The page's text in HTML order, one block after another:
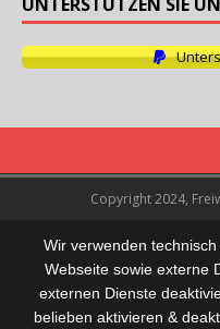
Copyright 2024,
Wir verwenden
Webseite sowie externe
externen Dienste
belieben aktivieren &